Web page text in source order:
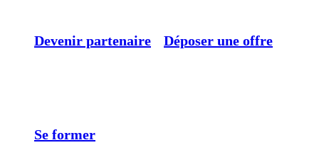
Devenir partenaire Déposer une offre
Se former